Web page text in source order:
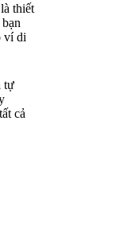
thiết
ví di
tự
cả